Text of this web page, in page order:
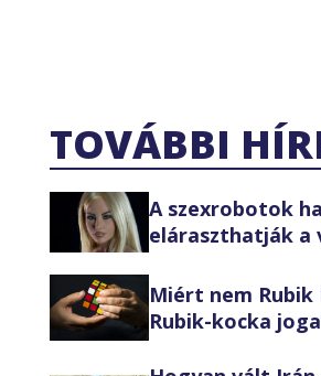
TOVÁBBI
A szexrobotok
eláraszthatják a
Miért nem Rubik
Rubik-kocka